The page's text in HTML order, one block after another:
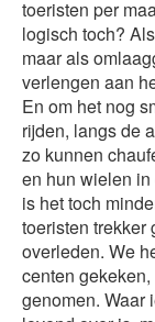
toeristen per
logisch toch?
maar als
verlengen aan
En om het nog
rijden, langs de
zo kunnen
en hun wielen
is het toch
toeristen trekker
overleden. We
centen
genomen. Waar